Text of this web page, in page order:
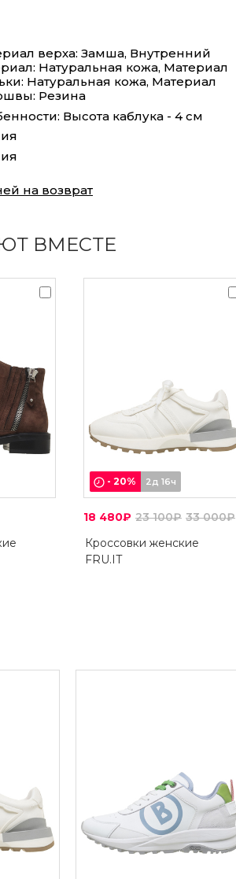
верха: Замша, Внутренний
Натуральная кожа, Материал
Натуральная кожа, Материал
Резина
Высота каблука - 4 см
на возврат
ВМЕСТЕ
- 20% 2д 16ч
18 480₽ 23 100₽ 33 000₽
Кроссовки женские
FRU.IT